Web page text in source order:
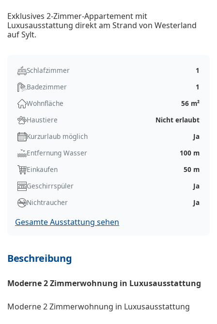
Exklusives 2-Zimmer-Appartement mit
Luxusausstattung direkt am Strand von Westerland
auf Sylt.
Schlafzimmer
1
Badezimmer
1
Wohnfläche
56 m²
Haustiere
Nicht erlaubt
Kurzurlaub möglich
Ja
Entfernung Wasser
100 m
Einkaufen
50 m
Geschirrspüler
Ja
Nichtraucher
Ja
Gesamte Ausstattung sehen
Beschreibung
Moderne 2 Zimmerwohnung in Luxusausstattung
Moderne 2 Zimmerwohnung in Luxusausstattung